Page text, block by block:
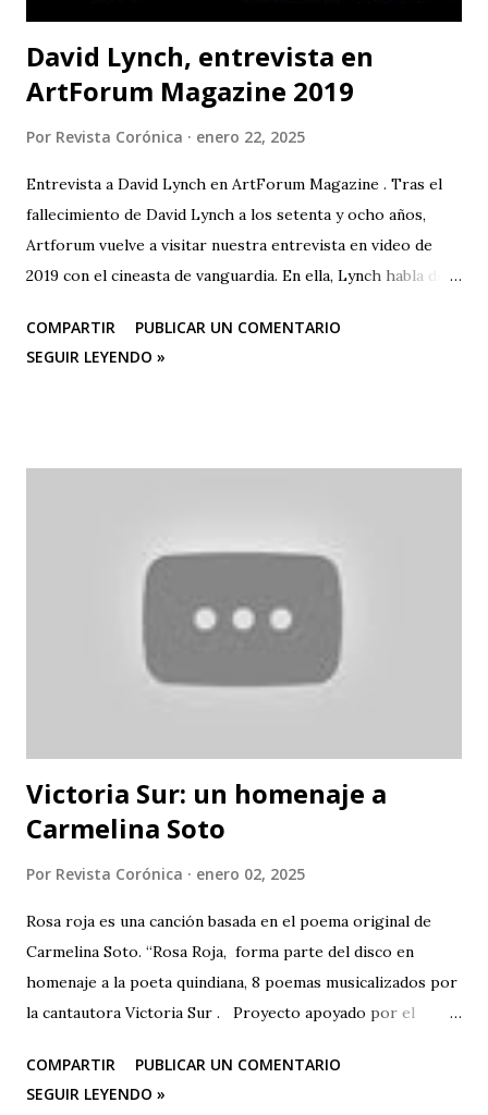
David Lynch, entrevista en
ArtForum Magazine 2019
Por Revista Corónica enero 22, 2025
Entrevista a David Lynch en ArtForum Magazine . Tras el
fallecimiento de David Lynch a los setenta y ocho años,
Artforum vuelve a visitar nuestra entrevista en video de
2019 con el cineasta de vanguardia. En ella, Lynch habla de
creación artística, desde sus años de estudiante en la
Academia de Bellas Artes de Pensilvania hasta su mudanza a
COMPARTIR
PUBLICAR UN COMENTARIO
SEGUIR LEYENDO »
Victoria Sur: un homenaje a
Carmelina Soto
Por Revista Corónica enero 02, 2025
Rosa roja es una canción basada en el poema original de
Carmelina Soto. “Rosa Roja, forma parte del disco en
homenaje a la poeta quindiana, 8 poemas musicalizados por
la cantautora Victoria Sur . Proyecto apoyado por el
Programa Nacional de Concertación Cultural y la Secretaría
de Cultura de la gobernación del Quindío ROSA ROJA
COMPARTIR
PUBLICAR UN COMENTARIO
SEGUIR LEYENDO »